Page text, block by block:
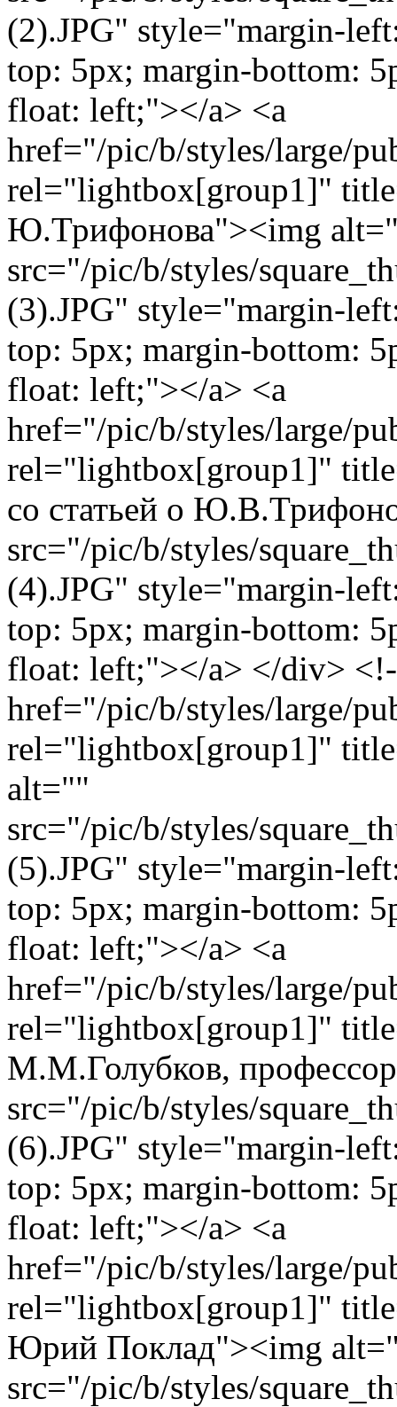
(2).JPG" style="margin-
top: 5px; margin-bottom:
float: left;"></a> <a
href="/pic/b/styles/large/
rel="lightbox[group1]"
Ю.Трифонова"><img
src="/pic/b/styles/
(3).JPG" style="margin-
top: 5px; margin-bottom:
float: left;"></a> <a
href="/pic/b/styles/large/
rel="lightbox[group1]"
со статьей о
src="/pic/b/styles/
(4).JPG" style="margin-
top: 5px; margin-bottom:
float: left;"></a> </div>
href="/pic/b/styles/large/
rel="lightbox[group1]"
alt=""
src="/pic/b/styles/
(5).JPG" style="margin-
top: 5px; margin-bottom:
float: left;"></a> <a
href="/pic/b/styles/large/
rel="lightbox[group1]"
М.М.Голубков,
src="/pic/b/styles/
(6).JPG" style="margin-
top: 5px; margin-bottom:
float: left;"></a> <a
href="/pic/b/styles/large/
rel="lightbox[group1]"
Юрий Поклад"><img
src="/pic/b/styles/